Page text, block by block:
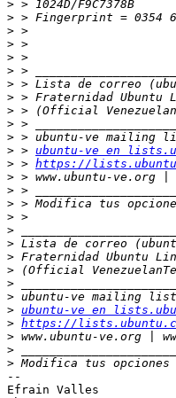
>
>
>
>
>
>
>
>
>
>
>
> > ubuntu-ve en
> > https://
>
>
> > Modifica tus
>
>
>
>
>
>
>
> ubuntu-ve en
> https://
>
>
> Modifica tus
--
Efrain Valles